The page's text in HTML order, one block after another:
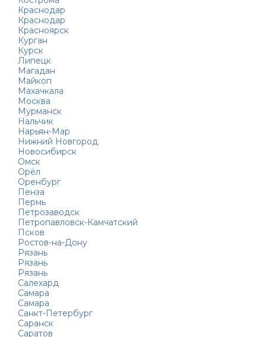
Краснодар
Краснодар
Красноярск
Курган
Курск
Липецк
Магадан
Майкоп
Махачкала
Москва
Мурманск
Нальчик
Нарьян-Мар
Нижний Новгород
Новосибирск
Омск
Орёл
Оренбург
Пенза
Пермь
Петрозаводск
Петропавловск-Камчатский
Псков
Ростов-на-Дону
Рязань
Рязань
Рязань
Салехард
Самара
Самара
Санкт-Петербург
Саранск
Саратов